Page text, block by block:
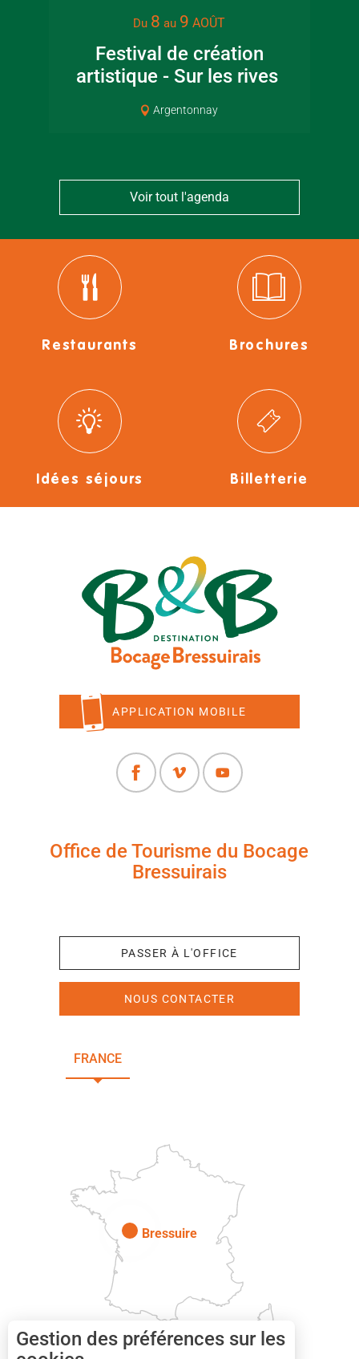
Du 8 au 9 AOÛT
Festival de création
artistique - Sur les rives
Argentonnay
Voir tout l'agenda
Restaurants Brochures
Idées séjours Billetterie
APPLICATION MOBILE
Office de Tourisme du Bocage
Bressuirais
PASSER À L'OFFICE
NOUS CONTACTER
FRANCE
Bressuire
Gestion des préférences sur les